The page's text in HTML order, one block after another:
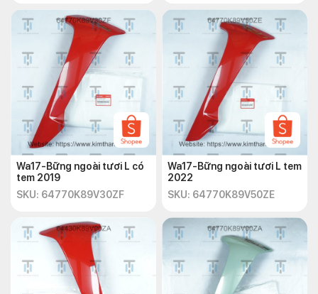
Wa17-Bững ngoài tươi L có
tem 2019
SKU: 64770K89V30ZF
Wa17-Bững ngoài tươi L tem
2022
SKU: 64770K89V50ZE